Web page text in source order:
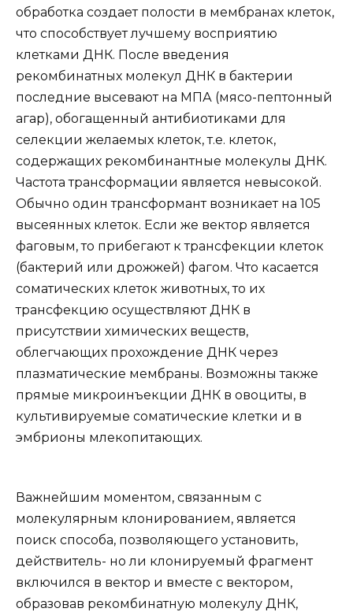
обработка создает полости в мембранах клеток,
что способствует лучшему восприятию
клетками ДНК. После введения
рекомбинатных молекул ДНК в бактерии
последние высевают на МПА (мясо-пептонный
агар), обогащенный антибиотиками для
селекции желаемых клеток, т.е. клеток,
содержащих рекомбинантные молекулы ДНК.
Частота трансформации является невысокой.
Обычно один трансформант возникает на 105
высеянных клеток. Если же вектор является
фаговым, то прибегают к трансфекции клеток
(бактерий или дрожжей) фагом. Что касается
соматических клеток животных, то их
трансфекцию осуществляют ДНК в
присутствии химических веществ,
облегчающих прохождение ДНК через
плазматические мембраны. Возможны также
прямые микроинъекции ДНК в овоциты, в
культивируемые соматические клетки и в
эмбрионы млекопитающих.
Важнейшим моментом, связанным с
молекулярным клонированием, является
поиск способа, позволяющего установить,
действитель- но ли клонируемый фрагмент
включился в вектор и вместе с вектором,
образовав рекомбинатную молекулу ДНК,